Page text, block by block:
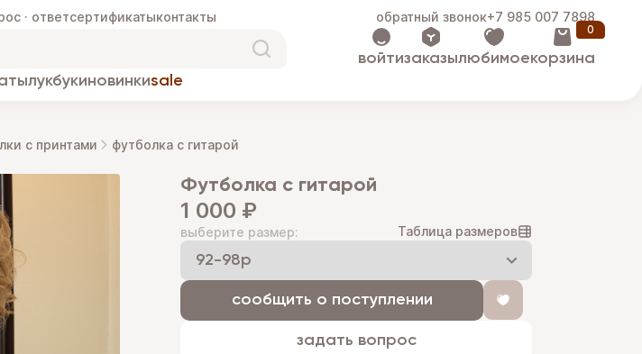
· ответсертификатыконтакты обратный звонок+7 985 007 7898
войтизаказылюбимое
0
корзина
лукбукиновинкиsale
с принтами футболка с гитарой
футболка с гитарой
1 000 ₽
выберите размер: Таблица размеров
сообщить о поступлении
задать вопрос